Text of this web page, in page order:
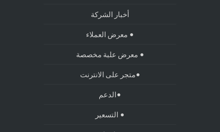
أخبار الشركة
• معرض العملاء
• معرض علبة مخصصة
•متجر على الانترنت